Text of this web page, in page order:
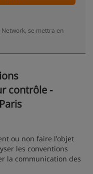
se mettra en
contrôle -
ou non faire l’objet
les conventions
la communication des